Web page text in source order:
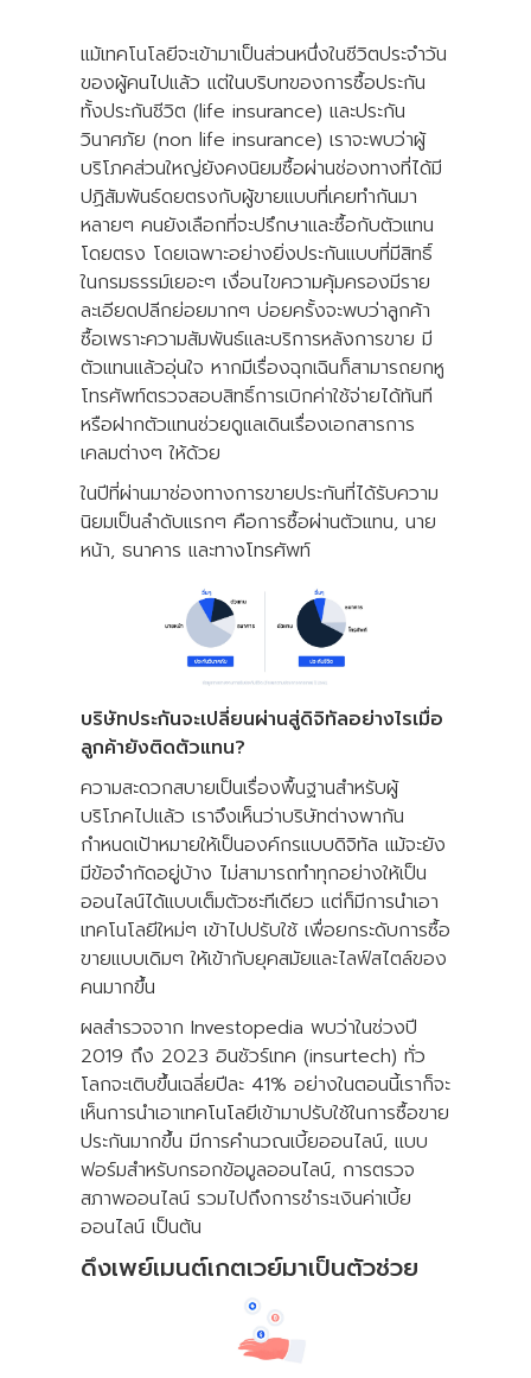
แม้เทคโนโลยีจะเข้ามาเป็นส่วนหนึ่งในชีวิตประจำวัน
ของผู้คนไปแล้ว แต่ในบริบทของการซื้อประกัน
ทั้งประกันชีวิต (life insurance) และประกัน
วินาศภัย (non life insurance) เราจะพบว่าผู้
บริโภคส่วนใหญ่ยังคงนิยมซื้อผ่านช่องทางที่ได้มี
ปฏิสัมพันธ์ดยตรงกับผู้ขายแบบที่เคยทำกันมา
หลายๆ คนยังเลือกที่จะปรึกษาและซื้อกับตัวแทน
โดยตรง โดยเฉพาะอย่างยิ่งประกันแบบที่มีสิทธิ์
ในกรมธรรม์เยอะๆ เงื่อนไขความคุ้มครองมีราย
ละเอียดปลีกย่อยมากๆ บ่อยครั้งจะพบว่าลูกค้า
ซื้อเพราะความสัมพันธ์และบริการหลังการขาย มี
ตัวแทนแล้วอุ่นใจ หากมีเรื่องฉุกเฉินก็สามารถยกหู
โทรศัพท์ตรวจสอบสิทธิ์การเบิกค่าใช้จ่ายได้ทันที
หรือฝากตัวแทนช่วยดูแลเดินเรื่องเอกสารการ
เคลมต่างๆ ให้ด้วย
ในปีที่ผ่านมาช่องทางการขายประกันที่ได้รับความ
นิยมเป็นลำดับแรกๆ คือการซื้อผ่านตัวแทน, นาย
หน้า, ธนาคาร และทางโทรศัพท์
บริษัทประกันจะเปลี่ยนผ่านสู่ดิจิทัลอย่างไรเมื่อ
ลูกค้ายังติดตัวแทน?
ความสะดวกสบายเป็นเรื่องพื้นฐานสำหรับผู้
บริโภคไปแล้ว เราจึงเห็นว่าบริษัทต่างพากัน
กำหนดเป้าหมายให้เป็นองค์กรแบบดิจิทัล แม้จะยัง
มีข้อจำกัดอยู่บ้าง ไม่สามารถทำทุกอย่างให้เป็น
ออนไลน์ได้แบบเต็มตัวซะทีเดียว แต่ก็มีการนำเอา
เทคโนโลยีใหม่ๆ เข้าไปปรับใช้ เพื่อยกระดับการซื้อ
ขายแบบเดิมๆ ให้เข้ากับยุคสมัยและไลฟ์สไตล์ของ
คนมากขึ้น
ผลสำรวจจาก Investopedia พบว่าในช่วงปี
2019 ถึง 2023 อินชัวร์เทค (insurtech) ทั่ว
โลกจะเติบขึ้นเฉลี่ยปีละ 41% อย่างในตอนนี้เราก็จะ
เห็นการนำเอาเทคโนโลยีเข้ามาปรับใช้ในการซื้อขาย
ประกันมากขึ้น มีการคำนวณเบี้ยออนไลน์, แบบ
ฟอร์มสำหรับกรอกข้อมูลออนไลน์, การตรวจ
สภาพออนไลน์ รวมไปถึงการชำระเงินค่าเบี้ย
ออนไลน์ เป็นต้น
ดึงเพย์เมนต์เกตเวย์มาเป็นตัวช่วย